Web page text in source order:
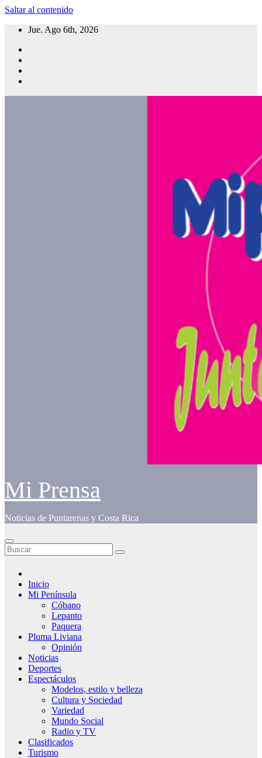
Saltar al contenido
Jue. Ago 6th, 2026
Mi Prensa
Noticias de Puntarenas y Costa Rica
Inicio
Mi Península
Cóbano
Lepanto
Paquera
Pluma Liviana
Opinión
Noticias
Deportes
Espectáculos
Modelos, estilo y belleza
Cultura y Sociedad
Variedad
Mundo Social
Radio y TV
Clasificados
Turismo